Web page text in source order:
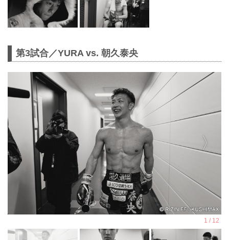
第3試合／YURA vs. 朝久泰央